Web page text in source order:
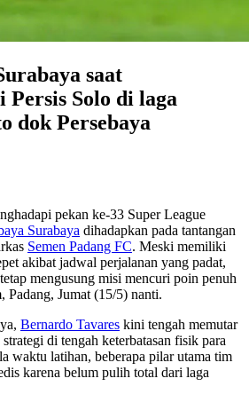
saat
Persis Solo di laga
dok Persebaya
pekan ke-33 Super League
Surabaya dihadapkan pada tantangan
Semen Padang FC. Meski memiliki
akibat jadwal perjalanan yang padat,
mengusung misi mencuri poin penuh
Jumat (15/5) nanti.
Bernardo Tavares kini tengah memutar
di tengah keterbatasan fisik para
waktu latihan, beberapa pilar utama tim
karena belum pulih total dari laga